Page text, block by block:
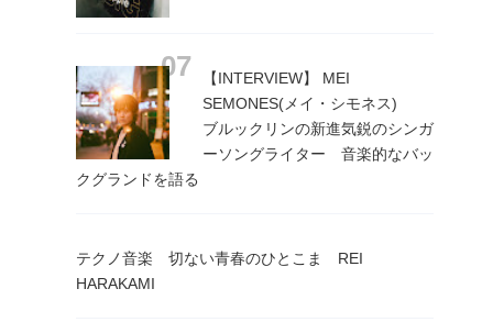
【INTERVIEW】 MEI
SEMONES(メイ・シモネス)
ブルックリンの新進気鋭のシンガ
ーソングライター 音楽的なバッ
クグランドを語る
テクノ音楽 切ない青春のひとこま REI
HARAKAMI